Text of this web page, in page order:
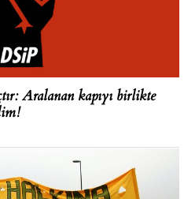
Aralanan kapıyı birlikte